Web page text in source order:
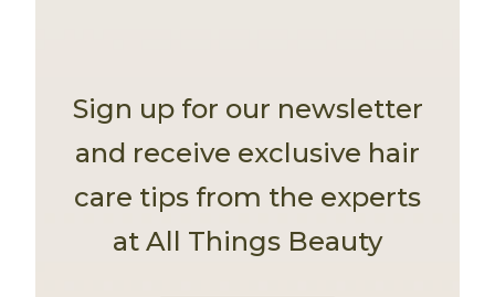
Sign up for our newsletter
and receive exclusive hair
care tips from the experts
at All Things Beauty